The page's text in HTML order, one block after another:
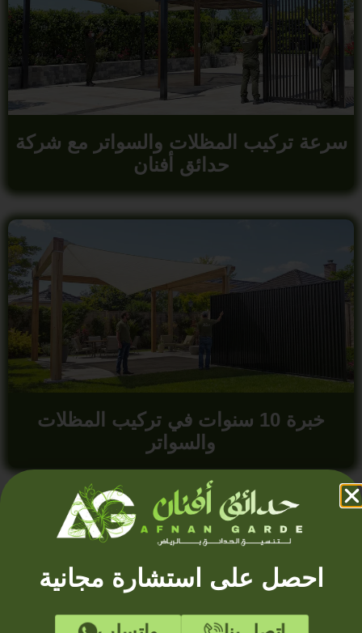
سرعة تركيب المظلات والسواتر مع شركة
حدائق أفنان
خبرة 10 سنوات في تركيب المظلات
والسواتر
احصل على استشارة مجانية